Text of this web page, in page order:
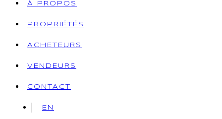
À PROPOS
PROPRIÉTÉS
ACHETEURS
VENDEURS
CONTACT
EN